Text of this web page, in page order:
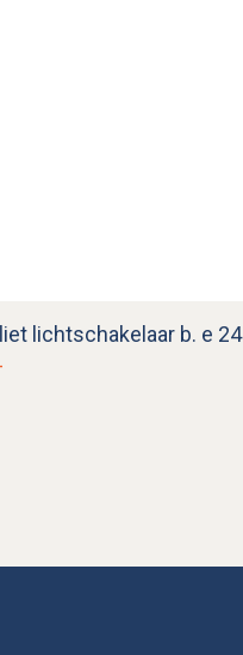
lichtschakelaar b. e 24